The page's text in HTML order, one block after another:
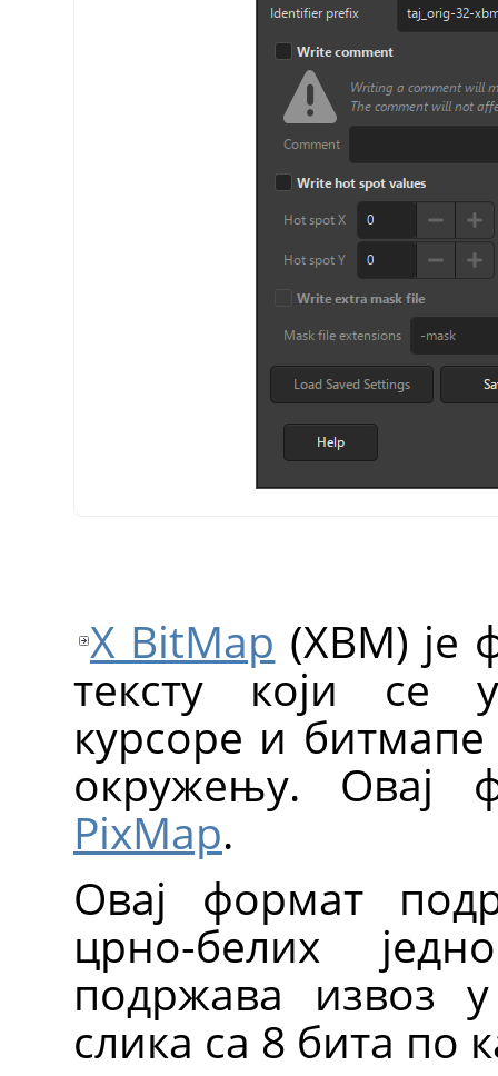
X BitMap (XBM)
тексту који се
курсоре и
окружењу. Овај
PixMap.
Овај формат
црно-белих
подржава извоз
слика са 8 бита по